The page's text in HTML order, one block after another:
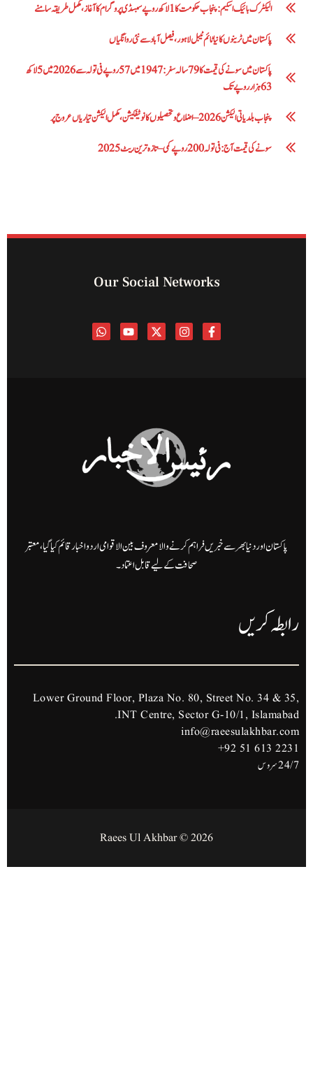
الیکٹرک بائیک اسکیم: پنجاب حکومت کا1 لاکھ روپے سبسڈی پروگرام کا آغاز ،مکمل طریقہ سامنے
پاکستان میں ٹرینوں کا نیا ٹائم ٹیبل لاہور، فیصل آباد سے نئی روانگیاں
پاکستان میں سونے کی قیمت کا 79 سالہ سفر: 1947 میں 57 روپے فی تولہ سے 2026 میں 5 لاکھ
63 ہزار روپے تک
پنجاب بلدیاتی الیکشن 2026 – اضلاع و تحصیلوں کا نوٹیفکیشن، مکمل الیکشن تیاریاں عروج پر
سونے کی قیمت آج: فی تولہ 200 روپے کمی – تازہ ترین ریٹ 2025
Our Social Networks
پاکستان اور دنیا بھر سے خبریں فراہم کرنے والا معروف بین الاقوامی اردو اخبار قائم کیا گیا، معتبر
صحافت کے لیے قابل اعتماد۔
رابطہ کریں
Lower Ground Floor, Plaza No. 80, Street No. 34 & 35,
INT Centre, Sector G-10/1, Islamabad.
info@raeesulakhbar.com
+92 51 613 2231
24/7 سروس
2026 © Raees Ul Akhbar